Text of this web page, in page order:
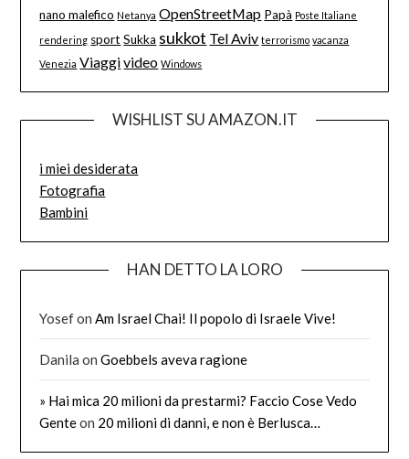
nano malefico Netanya OpenStreetMap Papà Poste Italiane
rendering sport Sukka sukkot Tel Aviv terrorismo vacanza
Venezia Viaggivideo Windows
WISHLIST SU AMAZON.IT
i miei desiderata
Fotografia
Bambini
HAN DETTO LA LORO
YosefonAm Israel Chai! Il popolo di Israele Vive!
Danila onGoebbels aveva ragione
» Hai mica 20 milioni da prestarmi? Faccio Cose Vedo
Genteon 20 milioni di danni, e non è Berlusca…